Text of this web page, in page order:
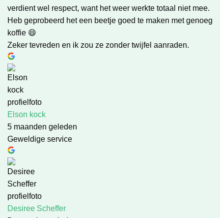
verdient wel respect, want het weer werkte totaal niet mee.
Heb geprobeerd het een beetje goed te maken met genoeg
koffie 😄
Zeker tevreden en ik zou ze zonder twijfel aanraden.
Elson kock
5 maanden geleden
Geweldige service
Desiree Scheffer